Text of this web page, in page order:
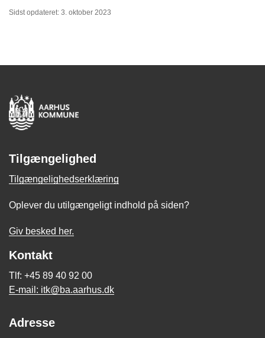
Sidst opdateret: 3. oktober 2023
Tilgængelighed
Tilgængelighedserklæring
Oplever du utilgængeligt indhold på siden?
Giv besked her.
Kontakt
Tlf: +45 89 40 92 00
E-mail: itk@ba.aarhus.dk
Adresse